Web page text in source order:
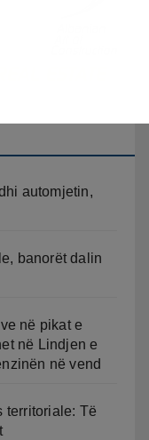
automjetin,
banorët dalin
në pikat e
në Lindjen e
në vend
territoriale: Të